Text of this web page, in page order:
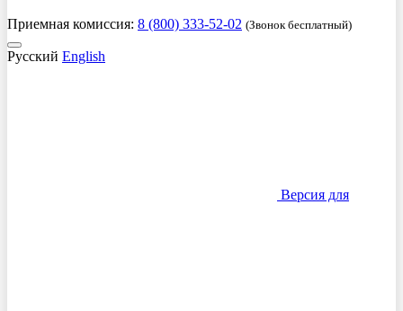
Приемная комиссия: 8 (800) 333-52-02 (Звонок бесплатный)
Русский English
Версия для